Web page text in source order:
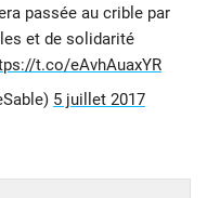
passée au crible par
et de solidarité
t.co/eAvhAuaxYR
5 juillet 2017